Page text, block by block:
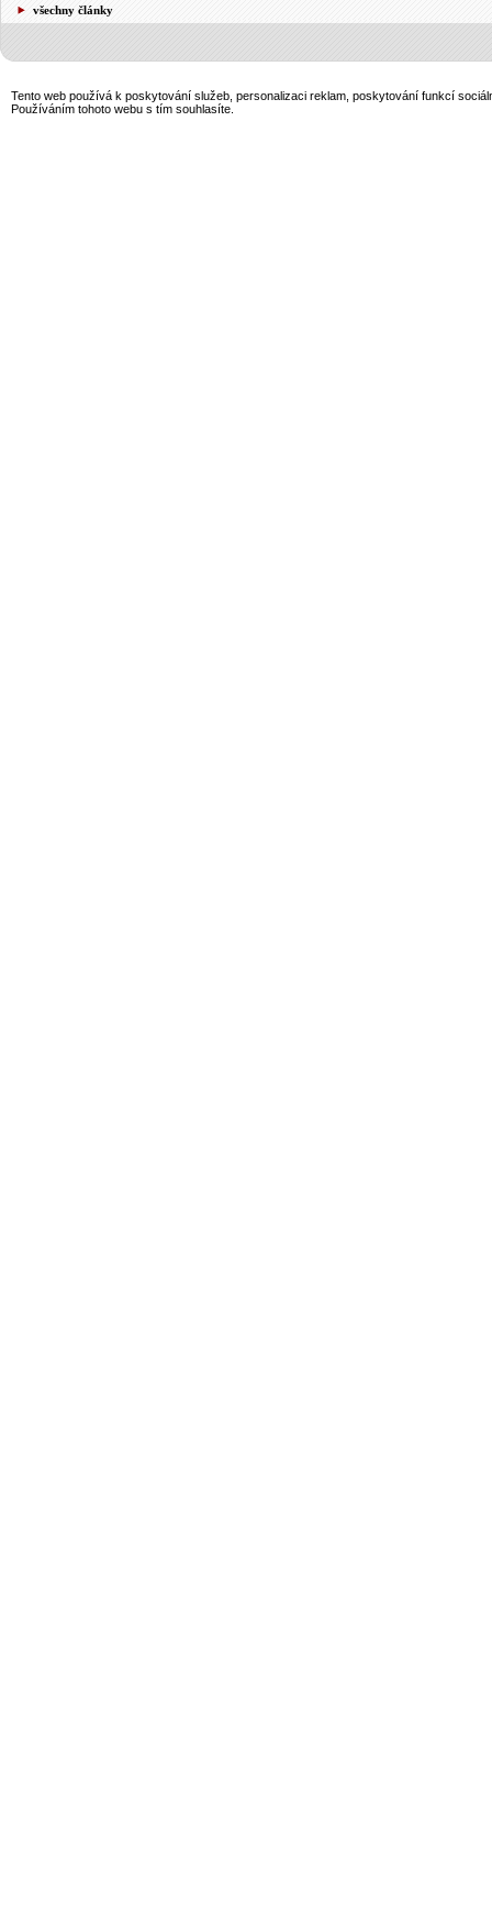
všechny články
Tento web používá k poskytování služeb, personalizaci reklam, poskytování funkcí
Používáním tohoto webu s tím souhlasíte.